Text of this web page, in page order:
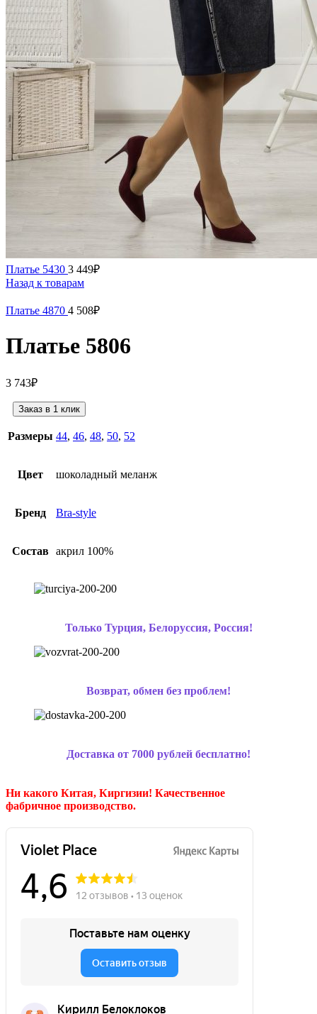
Платье 5430 3 449₽
Назад к товарам
Платье 4870 4 508₽
Платье 5806
3 743₽
Заказ в 1 клик
Размеры 44, 46, 48, 50, 52
Цвет шоколадный меланж
Бренд Bra-style
Состав акрил 100%
Только Турция, Белоруссия, Россия!
Возврат, обмен без проблем!
Доставка от 7000 рублей бесплатно!
Ни какого Китая, Киргизии! Качественное
фабричное производство.